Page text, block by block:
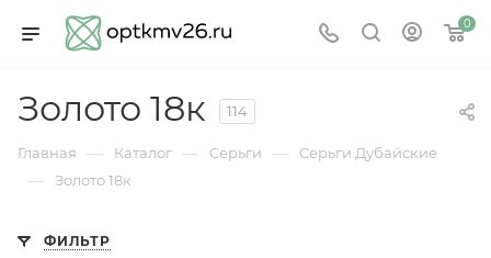
0
Золото 18к 114
Главная — Каталог — Серьги — Серьги Дубайские
— Золото 18к
ФИЛЬТР